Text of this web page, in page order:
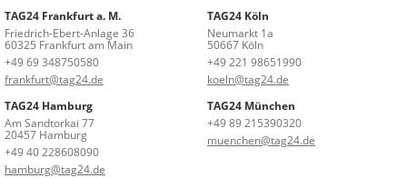
TAG24 Frankfurt a. M.
Friedrich-Ebert-Anlage 36
60325 Frankfurt am Main
+49 69 348750580
frankfurt@tag24.de
TAG24 Köln
Neumarkt 1a
50667 Köln
+49 221 98651990
koeln@tag24.de
TAG24 Hamburg
Am Sandtorkai 77
20457 Hamburg
+49 40 228608090
hamburg@tag24.de
TAG24 München
+49 89 215390320
muenchen@tag24.de